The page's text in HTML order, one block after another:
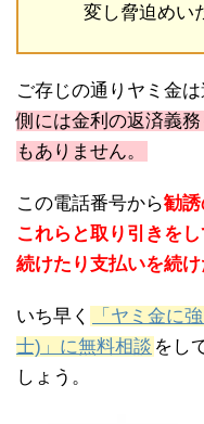
変し脅迫めい
ご存じの通りヤミ金
側には金利の返済義
もありません。
この電話番号から勧
これらと取り引きを
続けたり支払いを続
いち早く
「ヤミ金に
士)」に無料相談 をし
しょう。